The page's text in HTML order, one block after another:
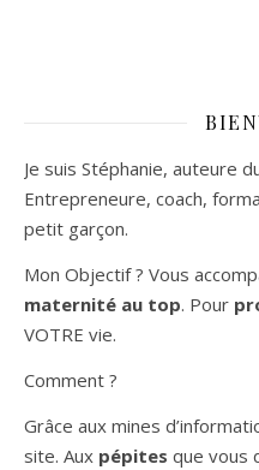
Je suis Stéphanie, auteure
Entrepreneure, coach,
petit garçon.
Mon Objectif ? Vous
maternité au top. Pour
VOTRE vie.
Comment ?
Grâce aux mines
site. Aux pépites que vous